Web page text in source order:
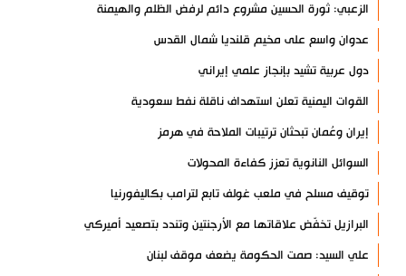
الزعبي: ثورة الحسين مشروع دائم لرفض الظلم والهيمنة
عدوان واسع على مخيم قلنديا شمال القدس
دول عربية تشيد بإنجاز علمي إيراني
القوات اليمنية تعلن استهداف ناقلة نفط سعودية
إيران وعُمان تبحثان ترتيبات الملاحة في هرمز
السوائل النانوية تعزز كفاءة المحولات
توقيف مسلح في ملعب غولف تابع لترامب بكاليفورنيا
البرازيل تخفّض علاقاتها مع الأرجنتين وتندد بتصعيد أميركي
علي السيد: صمت الحكومة يضعف موقف لبنان